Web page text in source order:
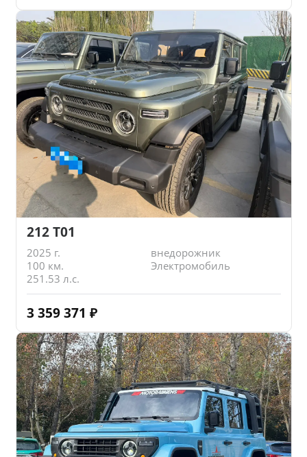
212 T01
2025 г.
внедорожник
100 км.
Электромобиль
251.53 л.с.
3 359 371 ₽